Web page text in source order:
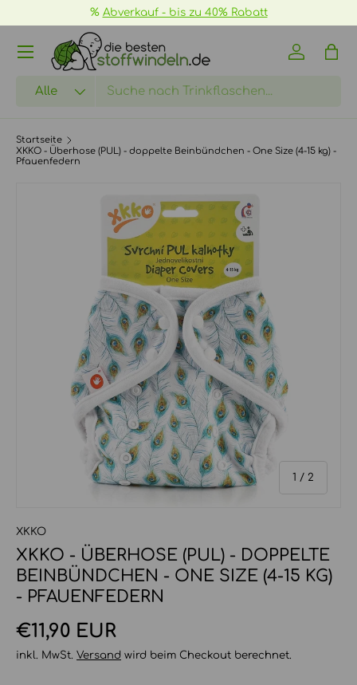
DIREKT ZUM INHALT
% Abverkauf - bis zu 40% Rabatt
Suchen
Alle
Einloggen
Startseite
XKKO - Überhose (PUL) - doppelte Beinbündchen - One Size (4-15 kg) -
Pfauenfedern
ZU PRODUKTINFORMATIONEN SPRINGEN
1 / von
2
XKKO
XKKO - ÜBERHOSE (PUL) - DOPPELTE
BEINBÜNDCHEN - ONE SIZE (4-15 KG)
- PFAUENFEDERN
Normaler Preis
€11,90 EUR
inkl. MwSt. Versand wird beim Checkout berechnet.